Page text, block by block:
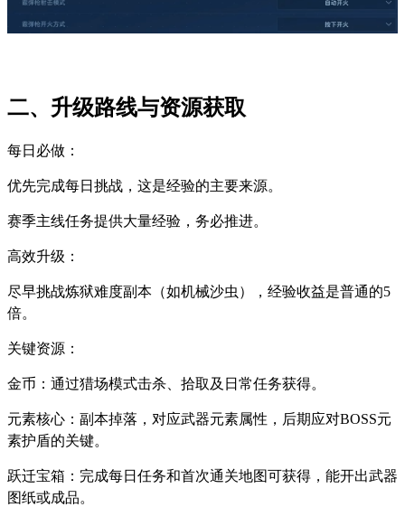
二、升级路线与资源获取
每日必做：
优先完成每日挑战，这是经验的主要来源。
赛季主线任务提供大量经验，务必推进。
高效升级：
尽早挑战炼狱难度副本（如机械沙虫），经验收益是普通的5
倍。
关键资源：
金币：通过猎场模式击杀、拾取及日常任务获得。
元素核心：副本掉落，对应武器元素属性，后期应对BOSS元
素护盾的关键。
跃迁宝箱：完成每日任务和首次通关地图可获得，能开出武器
图纸或成品。